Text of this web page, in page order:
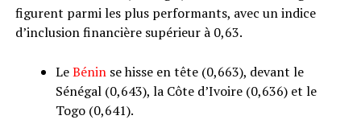
figurent parmi les plus performants, avec un indice
d’inclusion financière supérieur à 0,63.
LeBéninse hisse en tête (0,663), devant le
Sénégal (0,643), la Côte d’Ivoire (0,636) et le
Togo (0,641).